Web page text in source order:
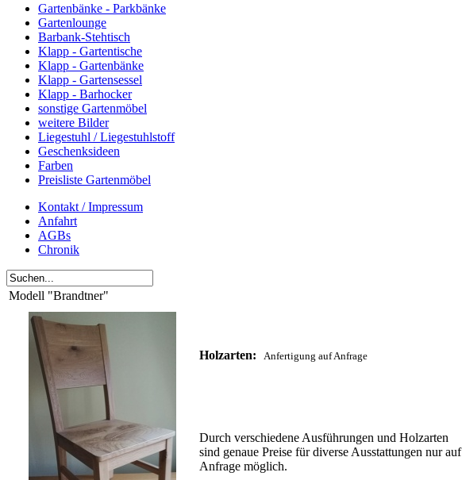
Gartenbänke - Parkbänke
Gartenlounge
Barbank-Stehtisch
Klapp - Gartentische
Klapp - Gartenbänke
Klapp - Gartensessel
Klapp - Barhocker
sonstige Gartenmöbel
weitere Bilder
Liegestuhl / Liegestuhlstoff
Geschenksideen
Farben
Preisliste Gartenmöbel
Kontakt / Impressum
Anfahrt
AGBs
Chronik
Modell "Brandtner"
Holzarten: Anfertigung auf Anfrage
Durch verschiedene Ausführungen und Holzarten
sind genaue Preise für diverse Ausstattungen nur auf
Anfrage möglich.